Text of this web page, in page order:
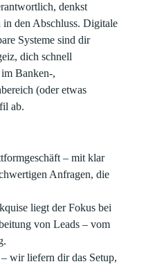
denkst
in den Abschluss. Digitale
Systeme sind dir
dich schnell
Banken-,
(oder etwas
ab.
– mit klar
Anfragen, die
liegt der Fokus bei
von Leads – vom
wir liefern dir das Setup,